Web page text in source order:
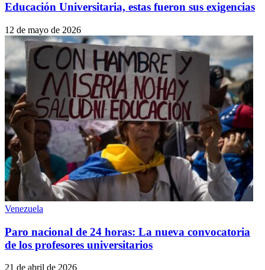
Educación Universitaria, estas fueron sus exigencias
12 de mayo de 2026
Venezuela
Paro nacional de 24 horas: La nueva convocatoria
de los profesores universitarios
21 de abril de 2026